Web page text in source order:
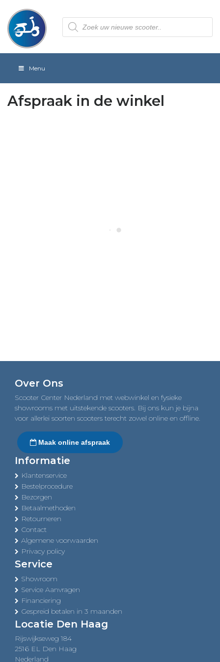
Producten
zoeken
Menu
Afspraak in de winkel
Over Ons
Scooter Center Nederland met webwinkel en fysieke
showrooms met uitstekende scooters. Bij ons kun je bijna
voor allerlei soorten scooters terecht zowel online en offline.
Maak online afspraak
Informatie
Klantenservice
Bestelprocedure
Bezorgen
Betaalmethoden
Retourneren
Contact
Algemene voorwaarden
Privacy policy
Service
Showroom
Service Aanvragen
Financiering
Gespreid betalen in 3 maanden
Locatie Den Haag
Rijswijkseweg 184
2516 EL Den Haag
Nederland